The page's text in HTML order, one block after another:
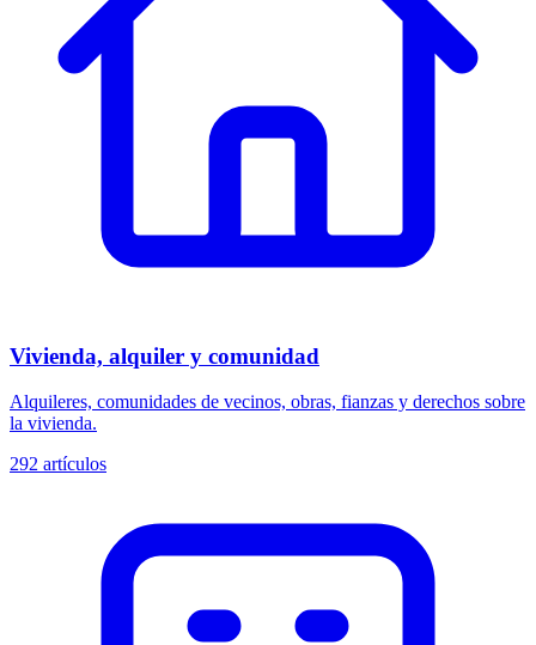
Vivienda, alquiler y comunidad
Alquileres, comunidades de vecinos, obras, fianzas y derechos sobre
la vivienda.
292 artículos